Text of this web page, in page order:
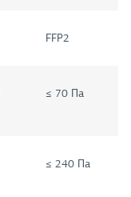
FFP2
≤ 70 Па
≤ 240 Па